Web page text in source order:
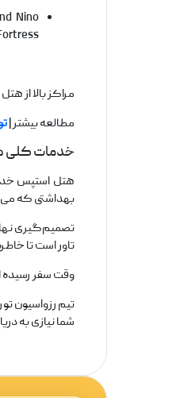
Nino
مراکز بالا از هتل ایفوریا با پای پیاده بالا ۱ ساعت ول می‌کشد در حالی که از
مطالعه بیشتر |
خدمات کلی
هتل استپس
بهداشتی که می‌تواند برای
تصمیم‌گیری
تاور است تا
وقت سفر رسیده
تیم رزواسیون
شما نیازی به